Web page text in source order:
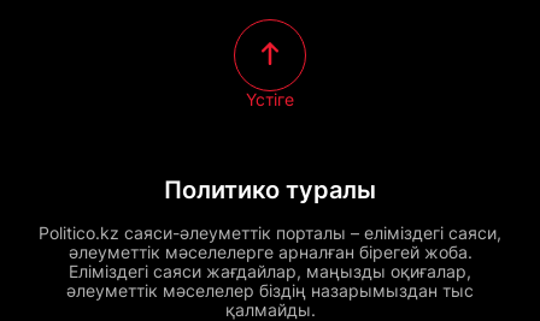
Политико туралы
Politico.kz саяси-әлеуметтік порталы – еліміздегі саяси,
әлеуметтік мәселелерге арналған бірегей жоба.
Еліміздегі саяси жағдайлар, маңызды оқиғалар,
әлеуметтік мәселелер біздің назарымыздан тыс
қалмайды.
Үстіге